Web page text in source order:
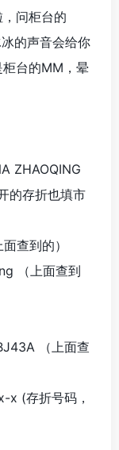
问柜台的
的声音会给你
台的MM，晕
ZHAOQING
的存折也填市
查到的）
（上面查到
（上面查
(存折号码，